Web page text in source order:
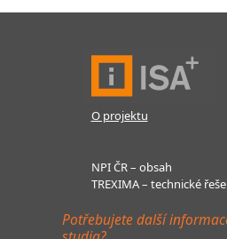
O projektu
NPI ČR – obsah
TREXIMA – technické
Potřebujete další